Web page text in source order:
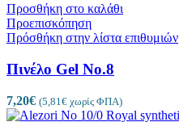
Προσθήκη στο καλάθι
Προεπισκόπηση
Πρόσθήκη στην λίστα επιθυμιών
Πινέλο Gel No.8
7,20€ (5,81 € χωρίς ΦΠΑ)